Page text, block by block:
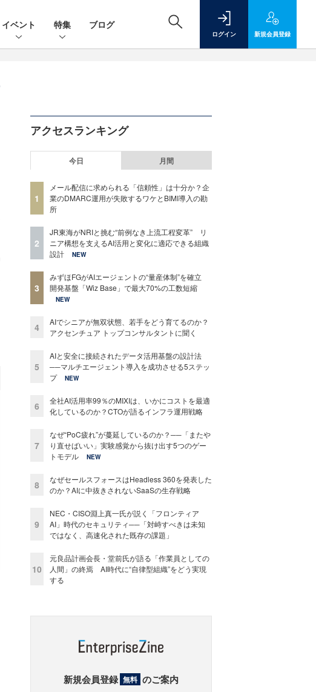
イベント 特集 ブログ
ログイン 新規会員登録
アクセスランキング
今日 月間
1
メール配信に求められる「信頼性」は十分か？企
業のDMARC運用が失敗するワケとBIMI導入の勘
所
2
JR東海がNRIと挑む“前例なき上流工程変革” リ
ニア構想を支えるAI活用と変化に適応できる組織
設計
NEW
3
みずほFGがAIエージェントの“量産体制”を確立
開発基盤「Wiz Base」で最大70%の工数短縮
NEW
4
AIでシニアが無双状態、若手をどう育てるのか？
アクセンチュア トップコンサルタントに聞く
5
AIと安全に接続されたデータ活用基盤の設計法
──マルチエージェント導入を成功させる5ステッ
プ
NEW
6
全社AI活用率99％のMIXIは、いかにコストを最適
化しているのか？CTOが語るインフラ運用戦略
7
なぜ“PoC疲れ”が蔓延しているのか？──「またや
り直せばいい」実験感覚から抜け出す5つのゲー
トモデル
NEW
8
なぜセールスフォースはHeadless 360を発表した
のか？AIに中抜きされないSaaSの生存戦略
9
NEC・CISO淵上真一氏が説く「フロンティア
AI」時代のセキュリティ──「対峙すべきは未知
ではなく、高速化された既存の課題」
10
元良品計画会長・堂前氏が語る「作業員としての
人間」の終焉 AI時代に“自律型組織”をどう実現
する
新規会員登録 無料 のご案内